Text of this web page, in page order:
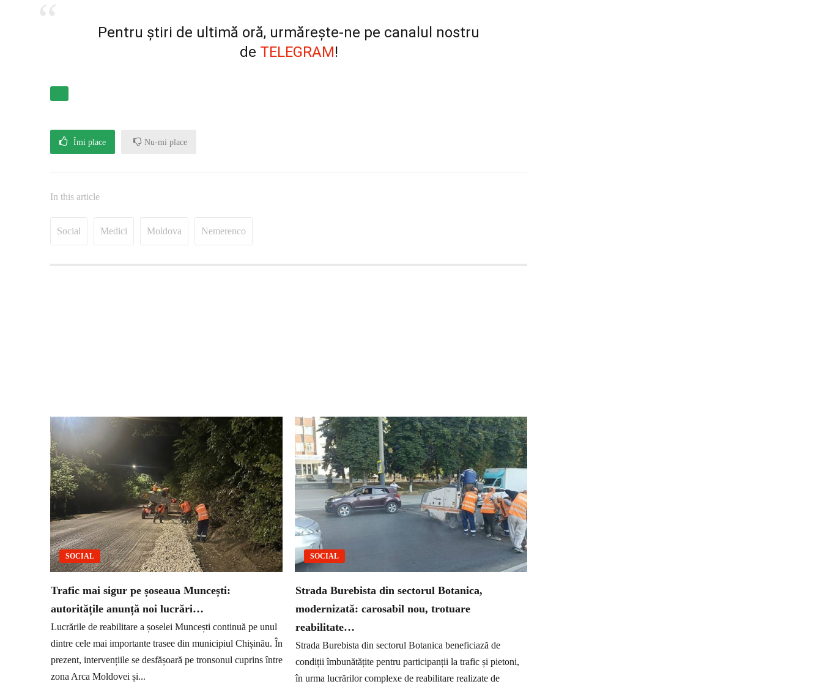
Pentru știri de ultimă oră, urmărește-ne pe canalul nostru
de TELEGRAM!
Îmi place Nu-mi place
In this article
Social Medici Moldova Nemerenco
SOCIAL
Trafic mai sigur pe șoseaua Muncești:
autoritățile anunță noi lucrări…
Lucrările de reabilitare a șoselei Muncești continuă pe unul
dintre cele mai importante trasee din municipiul Chișinău. În
prezent, intervențiile se desfășoară pe tronsonul cuprins între
zona Arca Moldovei și...
SOCIAL
Strada Burebista din sectorul Botanica,
modernizată: carosabil nou, trotuare
reabilitate…
Strada Burebista din sectorul Botanica beneficiază de
condiții îmbunătățite pentru participanții la trafic și pietoni,
în urma lucrărilor complexe de reabilitare realizate de